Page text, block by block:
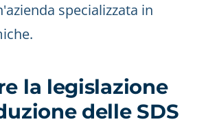
specializzata in
la legislazione
delle SDS